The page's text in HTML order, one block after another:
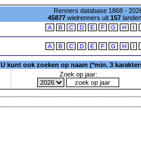
Renners database 1868 -
45877wielrenners uit 157
A B C D E F G H I
A B C D E F G H I
U kunt ook zoeken op naam (*min. 3
Zoek op jaar: